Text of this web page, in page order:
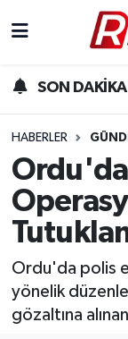
SON DAKİKA
HABERLER
Ordu'da polis
yönelik
gözaltına
Gündem
Yurttan
Ekonomi
Sağlık
Rize Hava
Rize Trafik
Süper Lig
Son